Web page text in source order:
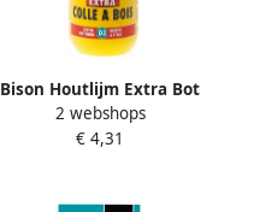
Bison Houtlijm Extra Bot
75G*12 Nlfr 1339025
2 webshops
€ 4,31